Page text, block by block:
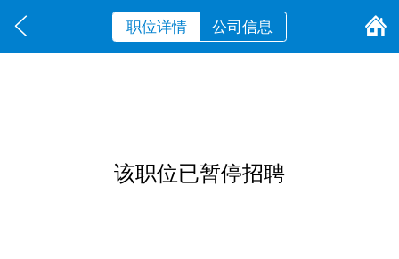
职位详情 公司信息
该职位已暂停招聘